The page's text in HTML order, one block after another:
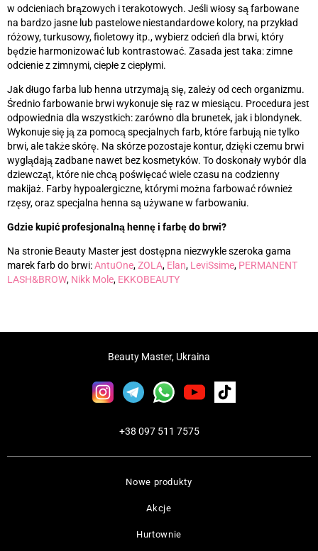
w odcieniach brązowych i terakotowych. Jeśli włosy są farbowane
na bardzo jasne lub pastelowe niestandardowe kolory, na przykład
różowy, turkusowy, fioletowy itp., wybierz odcień dla brwi, który
będzie harmonizować lub kontrastować. Zasada jest taka: zimne
odcienie z zimnymi, ciepłe z ciepłymi.
Jak długo farba lub henna utrzymają się, zależy od cech organizmu.
Średnio farbowanie brwi wykonuje się raz w miesiącu. Procedura jest
odpowiednia dla wszystkich: zarówno dla brunetek, jak i blondynek.
Wykonuje się ją za pomocą specjalnych farb, które farbują nie tylko
brwi, ale także skórę. Na skórze pozostaje kontur, dzięki czemu brwi
wyglądają zadbane nawet bez kosmetyków. To doskonały wybór dla
dziewcząt, które nie chcą poświęcać wiele czasu na codzienny
makijaż. Farby hypoalergiczne, którymi można farbować również
rzęsy, oraz specjalna henna są używane w farbowaniu.
Gdzie kupić profesjonalną hennę i farbę do brwi?
Na stronie Beauty Master jest dostępna niezwykle szeroka gama
marek farb do brwi:AntuOne,ZOLA, Elan, LeviSsime, PERMANENT
LASH&BROW, Nikk Mole, EKKOBEAUTY
Nowe produkty
Akcje
Hurtownie
Beauty Master, Ukraina
+38 097 511 7575